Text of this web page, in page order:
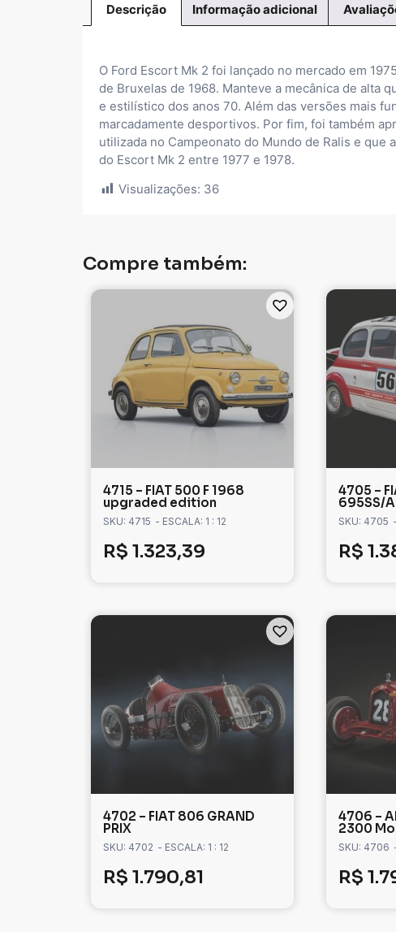
Descrição Informação adicional
O Ford Escort Mk 2 foi lançado no mercado em
de Bruxelas de 1968. Manteve a mecânica de alta
e estilístico dos anos 70. Além das versões mais
marcadamente desportivos. Por fim, foi também
utilizada no Campeonato do Mundo de Ralis e
do Escort Mk 2 entre 1977 e 1978.
Visualizações: 36
Compre também:
4715 – FIAT 500 F 1968
upgraded edition
SKU: 4715 - ESCALA: 1 : 12
R$ 1.323,39
4705 –
695SS/
SKU: 4705
R$
4702 – FIAT 806 GRAND
PRIX
SKU: 4702 - ESCALA: 1 : 12
R$ 1.790,81
4706 –
2300
SKU: 4706
R$